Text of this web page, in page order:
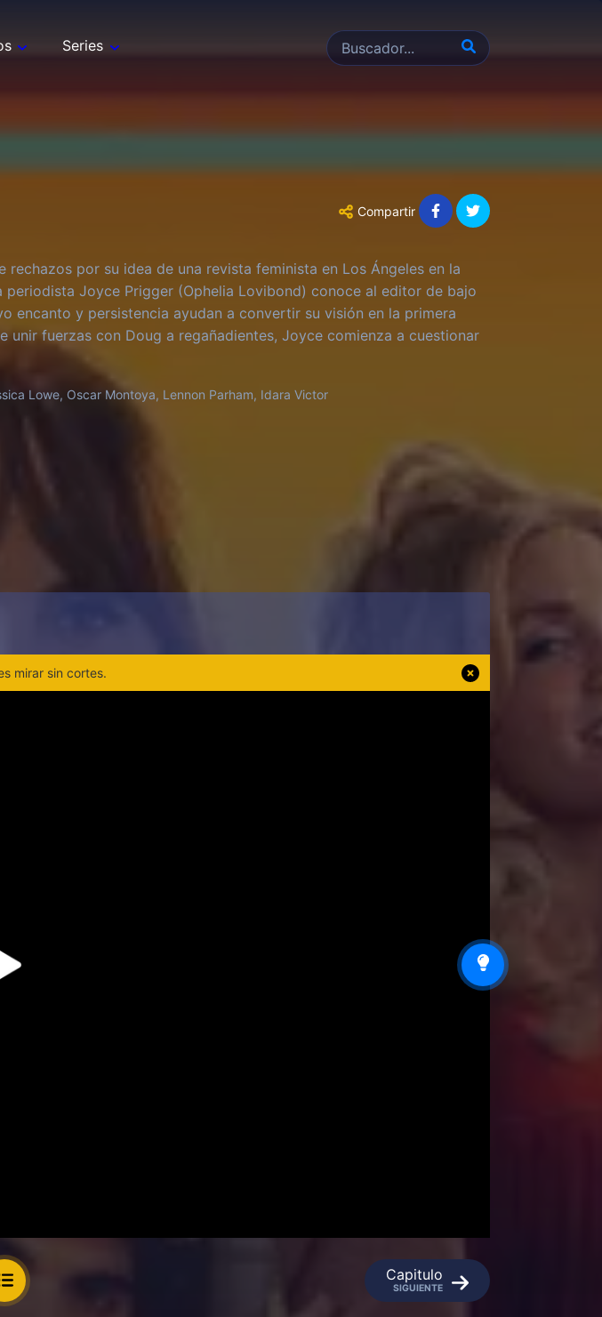
Series
Compartir
rechazos por su idea de una revista feminista en Los Ángeles en la
periodista Joyce Prigger (Ophelia Lovibond) conoce al editor de bajo
encanto y persistencia ayudan a convertir su visión en la primera
unir fuerzas con Doug a regañadientes, Joyce comienza a cuestionar
Lowe, Oscar Montoya, Lennon Parham, Idara Victor
mirar sin cortes.
Capitulo
SIGUIENTE